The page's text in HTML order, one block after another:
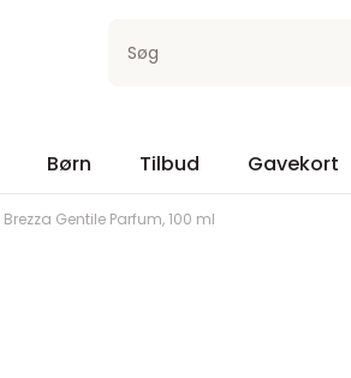
Søg
Børn Tilbud Gavekort
Brezza Gentile Parfum, 100 ml